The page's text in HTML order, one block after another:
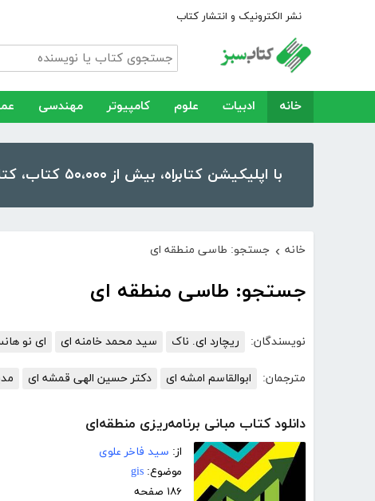
نشر الکترونیک و انتشار کتاب
خانه ادبیات علوم کامپیوتر مهندسی
با اپلیکیشن کتابراه، بیش از ۵۰،۰۰۰ کتاب، کتاب صوتی و رمان را در موبایل و تبلت خود داشته باشید!
خانه › جستجو: طاسی منطقه ای
جستجو: طاسی منطقه ای
نویسندگان: ریچارد ای. ناک سید محمد خامنه ای ای نو
مترجمان: ابوالقاسم امشه ای دکتر حسین الهی قمشه ای
دانلود کتاب مبانی برنامه‌ریزی منطقه‌ای
از: سید فاخر علوی
موضوع: gis
۱۸۶ صفحه